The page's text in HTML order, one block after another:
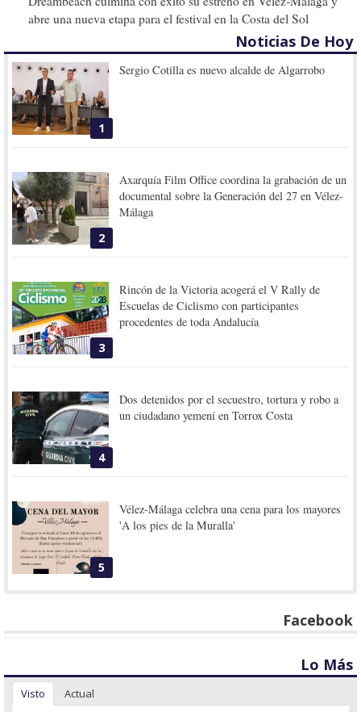
abre una nueva etapa para el festival en la Costa del Sol
Noticias De Hoy
1
Sergio Cotilla es nuevo alcalde de Algarrobo
2
Axarquía Film Office coordina la grabación de un
documental sobre la Generación del 27 en Vélez-
Málaga
3
Rincón de la Victoria acogerá el V Rally de
Escuelas de Ciclismo con participantes
procedentes de toda Andalucía
4
Dos detenidos por el secuestro, tortura y robo a
un ciudadano yemení en Torrox Costa
5
Vélez-Málaga celebra una cena para los mayores
'A los pies de la Muralla'
Facebook
Lo Más
Visto Actual